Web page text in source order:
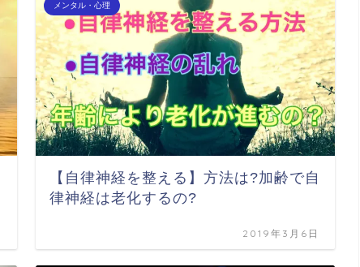
メンタル・心理
【自律神経を整える】方法は?加齢で自
律神経は老化するの?
2019年3月6日